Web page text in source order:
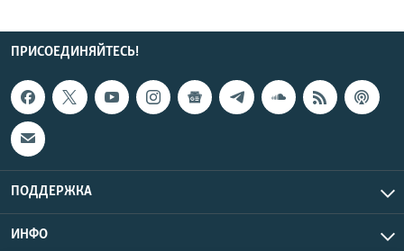
ПРИСОЕДИНЯЙТЕСЬ!
ПОДДЕРЖКА
ИНФО